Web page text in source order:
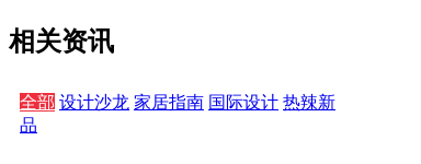
相关资讯
全部 设计沙龙 家居指南 国际设计 热辣新
品